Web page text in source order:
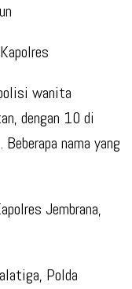
wanita
dengan 10 di
nama yang
Jembrana,
Polda